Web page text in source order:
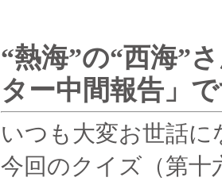
“熱海”の“西海”
ター中間報告」
いつも大変お世話
今回のクイズ（第十